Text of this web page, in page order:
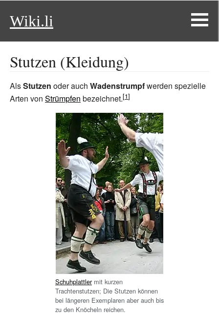
Wiki.li
Stutzen (Kleidung)
AlsStutzen oder auch Wadenstrumpfwerden spezielle
Arten von Strümpfen bezeichnet.
Schuhplattlermit kurzen
Trachtenstutzen; Die Stutzen können
bei längeren Exemplaren aber auch bis
zu den Knöcheln reichen.